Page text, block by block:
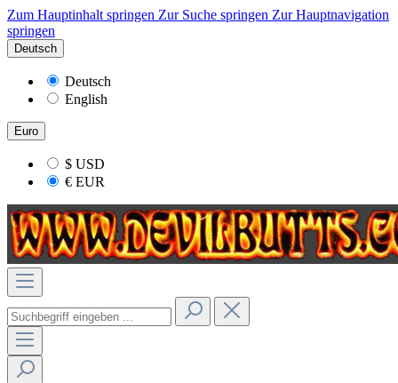
Zum Hauptinhalt springen Zur Suche springen Zur Hauptnavigation
springen
Deutsch
Deutsch
English
Euro
$ USD
€ EUR